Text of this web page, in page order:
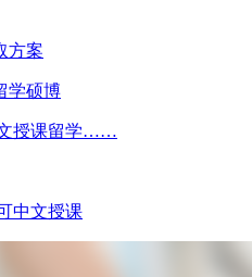
方案
学硕博
授课留学……
中文授课